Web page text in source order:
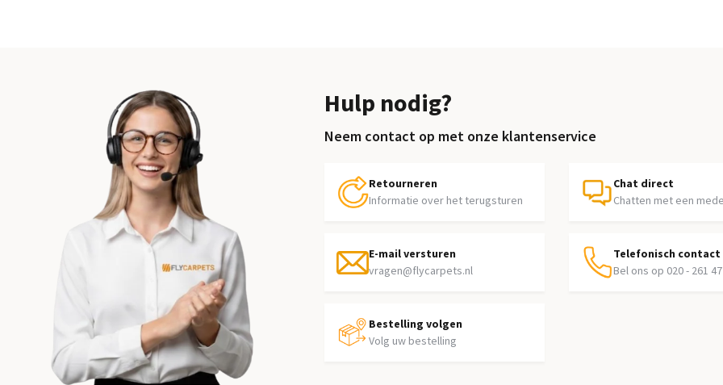
Hulp nodig?
Neem contact op met onze klantenservice
Retourneren
Informatie over het terugsturen
Chat direct
Chatten met een
E-mail versturen
vragen@flycarpets.nl
Telefonisch contact
Bel ons op 020 - 261
Bestelling volgen
Volg uw bestelling